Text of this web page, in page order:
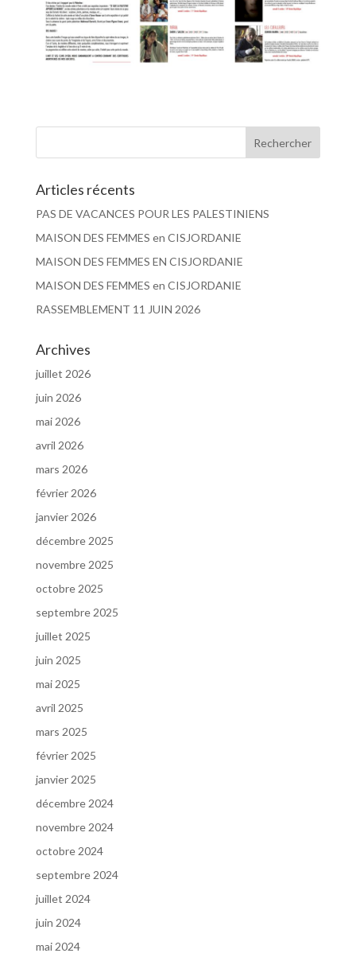
Articles récents
PAS DE VACANCES POUR LES PALESTINIENS
MAISON DES FEMMES en CISJORDANIE
MAISON DES FEMMES EN CISJORDANIE
MAISON DES FEMMES en CISJORDANIE
RASSEMBLEMENT 11 JUIN 2026
Archives
juillet 2026
juin 2026
mai 2026
avril 2026
mars 2026
février 2026
janvier 2026
décembre 2025
novembre 2025
octobre 2025
septembre 2025
juillet 2025
juin 2025
mai 2025
avril 2025
mars 2025
février 2025
janvier 2025
décembre 2024
novembre 2024
octobre 2024
septembre 2024
juillet 2024
juin 2024
mai 2024